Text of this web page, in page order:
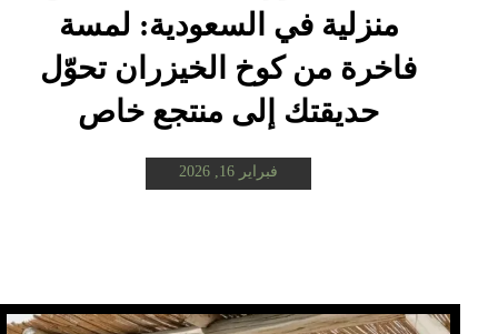
منزلية في السعودية: لمسة
فاخرة من كوخ الخيزران تحوّل
حديقتك إلى منتجع خاص
فبراير 16, 2026